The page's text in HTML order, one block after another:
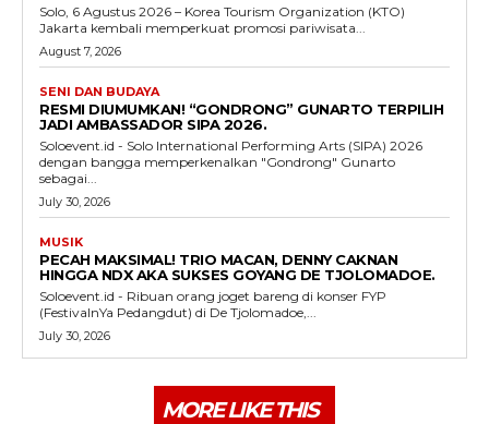
Solo, 6 Agustus 2026 – Korea Tourism Organization (KTO)
Jakarta kembali memperkuat promosi pariwisata...
August 7, 2026
SENI DAN BUDAYA
RESMI DIUMUMKAN! “GONDRONG” GUNARTO TERPILIH
JADI AMBASSADOR SIPA 2026.
Soloevent.id - Solo International Performing Arts (SIPA) 2026
dengan bangga memperkenalkan "Gondrong" Gunarto
sebagai...
July 30, 2026
MUSIK
PECAH MAKSIMAL! TRIO MACAN, DENNY CAKNAN
HINGGA NDX AKA SUKSES GOYANG DE TJOLOMADOE.
Soloevent.id - Ribuan orang joget bareng di konser FYP
(FestivalnYa Pedangdut) di De Tjolomadoe,...
July 30, 2026
MORE LIKE THIS